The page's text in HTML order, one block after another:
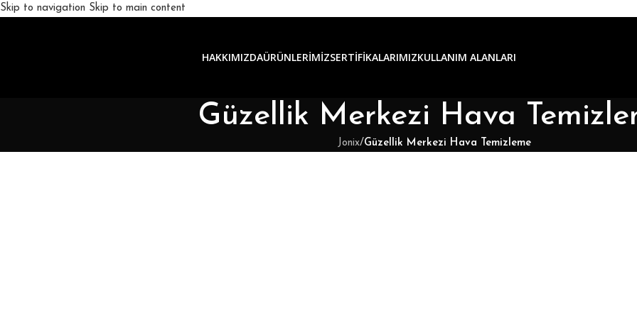
Skip to navigation Skip to main content
HAKKIMIZDAÜRÜNLERIMIZSERTIFIKALARIMIZKULLANIM ALANLARI
Güzellik Merkezi Hava
Jonix/Güzellik Merkezi Hava Temizleme